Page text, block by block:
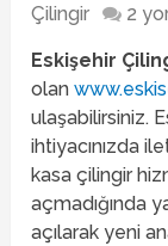
Çilingir 2
Eskişehir
olan
ulaşabilirsiniz.
ihtiyacınızda
kasa çilingir
açmadığında
açılarak yeni